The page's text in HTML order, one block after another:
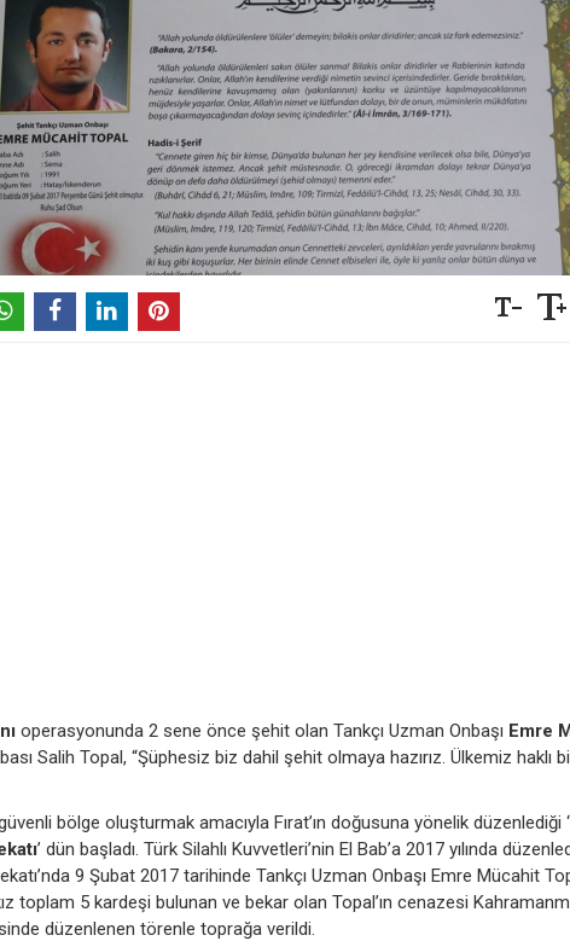
operasyonunda 2 sene önce şehit olan Tankçı Uzman Onbaşı Emre
Salih Topal, “Şüphesiz biz dahil şehit olmaya hazırız. Ülkemiz haklı
bölge oluşturmak amacıyla Fırat’ın doğusuna yönelik düzenlediği ‘
’ dün başladı. Türk Silahlı Kuvvetleri’nin El Bab’a 2017 yılında
9 Şubat 2017 tarihinde Tankçı Uzman Onbaşı Emre Mücahit
toplam 5 kardeşi bulunan ve bekar olan Topal’ın cenazesi
düzenlenen törenle toprağa verildi.